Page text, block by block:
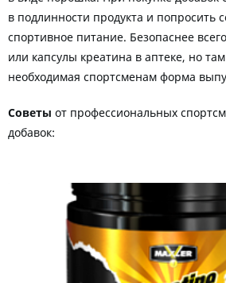
в подлинности продукта и попросить
спортивное питание. Безопаснее
или капсулы креатина в аптеке, но
необходимая спортсменам форма
Советы от профессиональных
добавок: